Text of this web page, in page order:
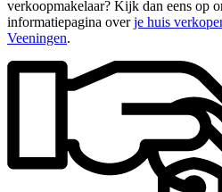
verkoopmakelaar? Kijk dan eens op
informatiepagina overje huis
Veeningen.